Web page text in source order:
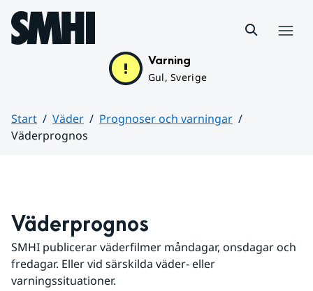
Hoppa till sidans innehåll
Varning
Gul, Sverige
Start Väder
Prognoser och varningar
Väderprognos
Väderprognos
SMHI publicerar väderfilmer måndagar, onsdagar och
fredagar. Eller vid särskilda väder- eller
varningssituationer.